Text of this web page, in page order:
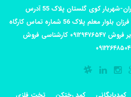
آدرس کارگاه تولیدی: تهران-شهریار کوی گلستان پلاک 55 آدرس
فروشگاه:تهران شهر قدس شهرک فرزان بلوار معلم پلاک 56 شماره تماس کارگاه
۰۲۱_۴۶۸۳۵۱۸۸ تماس با مدیر فروش ۰۹۱۲۹۴۷۶۵۴۷ کارشناسی فروش
۰۹۱۲۲۶۴۸۵۰۴